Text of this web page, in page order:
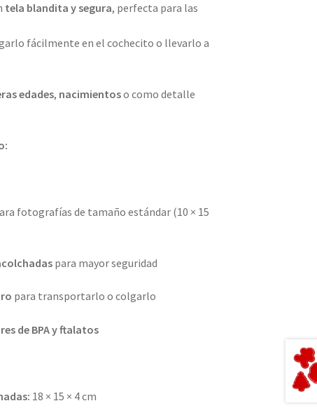
tela blandita y segura, perfecta para las
fácilmente en el cochecito o llevarlo a
edades, nacimientoso como detalle
fotografías de tamaño estándar (10 × 15
para mayor seguridad
para transportarlo o colgarlo
de BPA y ftalatos
18 × 15 × 4 cm